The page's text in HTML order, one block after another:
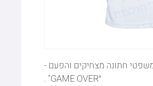
חתונה מצחיקים והפעם -
״GAME OVER" .